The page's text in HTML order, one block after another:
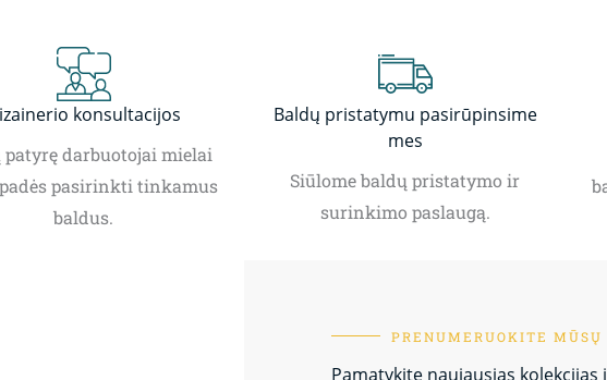
konsultacijos
patyrę darbuotojai mielai
pasirinkti tinkamus
baldus.
Baldų pristatymu pasirūpinsime
mes
Siūlome baldų pristatymo ir
surinkimo paslaugą.
PRENUMERUOKITE
Pamatykite naujausias kolekcijas